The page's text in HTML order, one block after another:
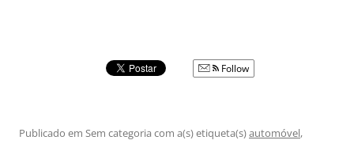
Follow
Publicado em Sem categoria com a(s) etiqueta(s)automóvel,